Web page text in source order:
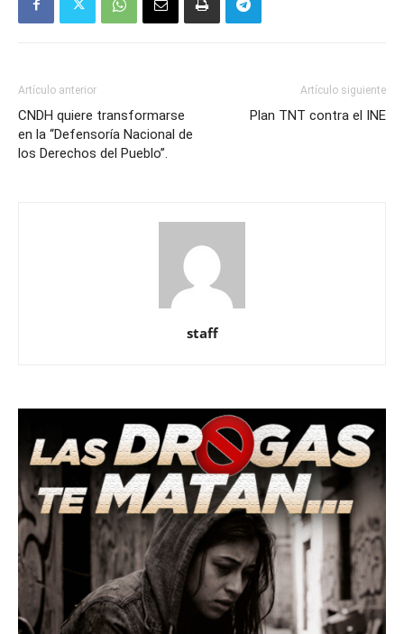
Artículo anterior
CNDH quiere transformarse
en la “Defensoría Nacional de
los Derechos del Pueblo”.
Artículo siguiente
Plan TNT contra el INE
staff